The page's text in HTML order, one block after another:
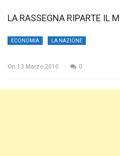
LA RASSEGNA RIPARTE IL
ECONOMIA LA NAZIONE
On 13 Marzo 2010 0